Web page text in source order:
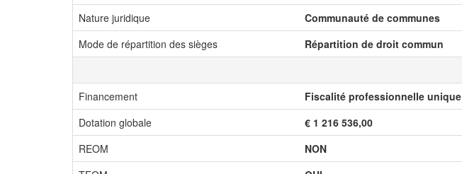
Nature juridique
Communauté de communes
Mode de répartition des sièges
Répartition de droit commun
Financement
Fiscalité professionnelle unique
Dotation globale
€ 1 216 536,00
REOM
NON